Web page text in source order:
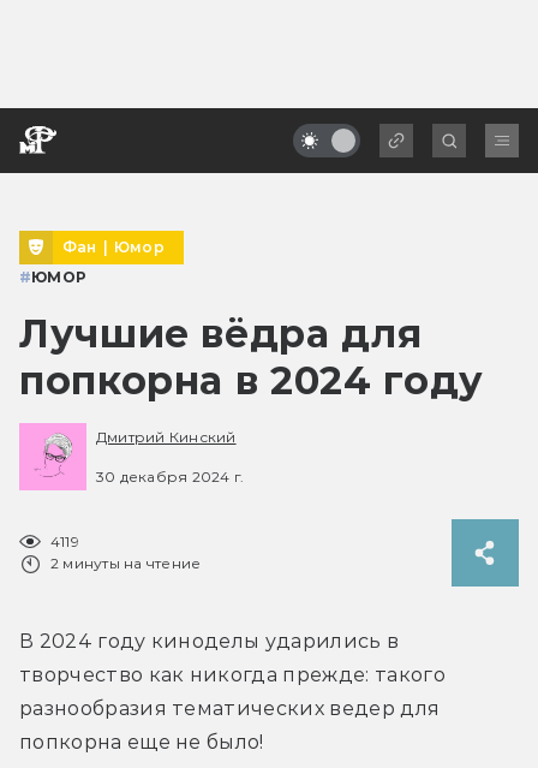
Фан | Юмор
#ЮМОР
Лучшие вёдра для
попкорна в 2024 году
Дмитрий Кинский
30 декабря 2024 г.
4119
2 минуты на чтение
В 2024 году киноделы ударились в
творчество как никогда прежде: такого
разнообразия тематических ведер для
попкорна еще не было!